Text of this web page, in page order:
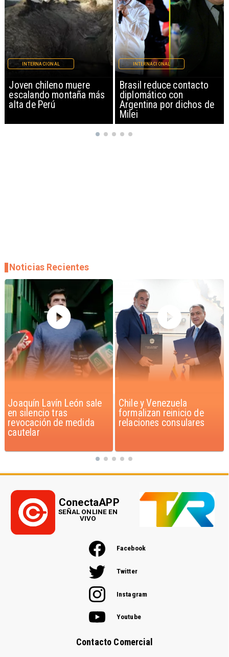
Brasil reduce contacto
diplomático con
Argentina por dichos de
INTERNACIONAL
China restringe
exportación de drones a
EEUU y sanciona
empresas
INTERNACIONAL
Chile y Venezuela
formalizan reinicio de
relaciones consulares
Feriantes rechazan
dichos de Camila Flores
sobre Fabiola Campillai
Noticias Recientes
Facebook
Twitter
Instagram
Youtube
Contacto Comercial
ConectaAPP
SEÑAL ONLINE EN
VIVO